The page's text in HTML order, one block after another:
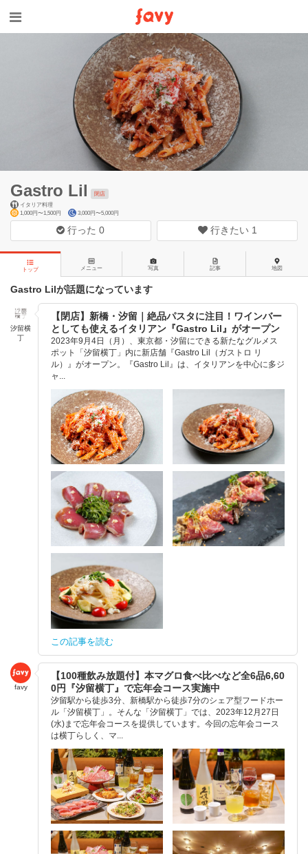
Gastro Lil
閉店
イタリア料理
1,000円〜1,500円
3,000円〜5,000円
行った0 行きたい 1
トップ メニュー 写真 記事 地図
Gastro Lilが話題になっています
汐留横
丁
【閉店】新橋・汐留｜絶品パスタに注目！ワインバー
としても使えるイタリアン『Gastro Lil』がオープン
2023年9月4日（月）、東京都・汐留にできる新たなグルメス
ポット「汐留横丁」内に新店舗『Gastro Lil（ガストロ リ
ル）』がオープン。『Gastro Lil』は、イタリアンを中心に多ジ
ャ...
この記事を読む
favy
【100種飲み放題付】本マグロ食べ比べなど全6品6,60
0円『汐留横丁』で忘年会コース実施中
汐留駅から徒歩3分、新橋駅から徒歩7分のシェア型フードホー
ル「汐留横丁」。そんな「汐留横丁」では、2023年12月27日
(水)まで忘年会コースを提供しています。今回の忘年会コース
は横丁らしく、マ...